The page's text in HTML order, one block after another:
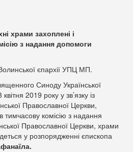
храми захоплені і
з надання допомоги
єпархії УПЦ МП.
Синоду Української
2019 року у зв’язку із
Православної Церкви,
комісію з надання
Православної Церкви, храми
у розпорядженні єпископа